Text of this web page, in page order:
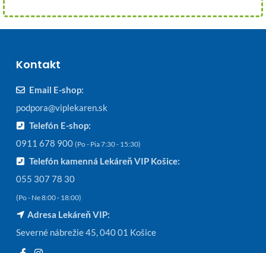
Kontakt
Email E-shop:
podpora@viplekaren.sk
Telefón E-shop:
0911 678 900 (Po - Pia 7:30 - 15:30)
Telefón kamenná Lekáreň VIP Košice:
055 307 78 30
(Po - Ne 8:00 - 18:00)
Adresa Lekáreň VIP:
Severné nábrežie 45, 040 01 Košice